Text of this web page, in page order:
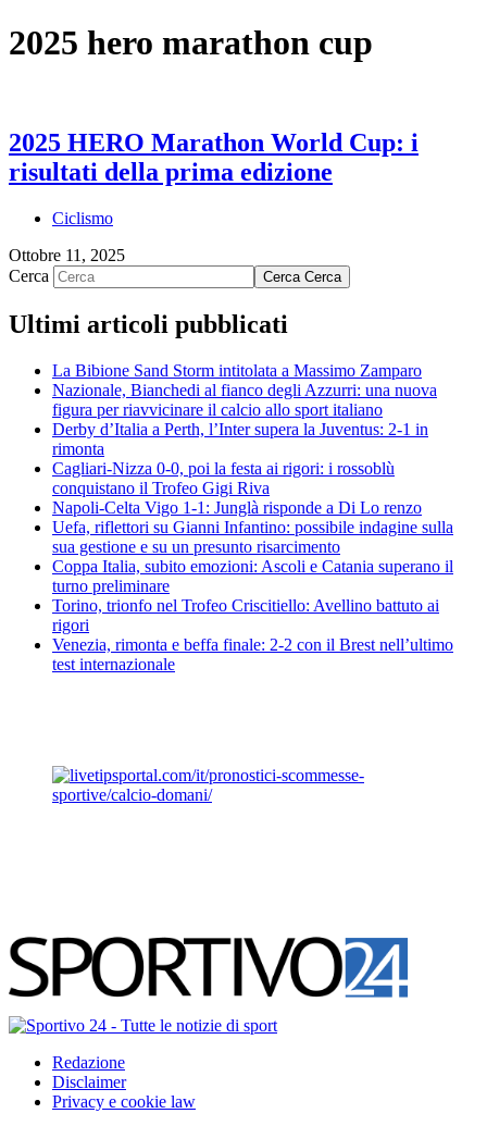
2025 hero marathon cup
2025 HERO Marathon World Cup: i
risultati della prima edizione
Ciclismo
Ottobre 11, 2025
Cerca
Cerca Cerca
Ultimi articoli pubblicati
La Bibione Sand Storm intitolata a Massimo Zamparo
Nazionale, Bianchedi al fianco degli Azzurri: una nuova
figura per riavvicinare il calcio allo sport italiano
Derby d’Italia a Perth, l’Inter supera la Juventus: 2-1 in
rimonta
Cagliari-Nizza 0-0, poi la festa ai rigori: i rossoblù
conquistano il Trofeo Gigi Riva
Napoli-Celta Vigo 1-1: Junglà risponde a Di Lo renzo
Uefa, riflettori su Gianni Infantino: possibile indagine sulla
sua gestione e su un presunto risarcimento
Coppa Italia, subito emozioni: Ascoli e Catania superano il
turno preliminare
Torino, trionfo nel Trofeo Criscitiello: Avellino battuto ai
rigori
Venezia, rimonta e beffa finale: 2-2 con il Brest nell’ultimo
test internazionale
Redazione
Disclaimer
Privacy e cookie law